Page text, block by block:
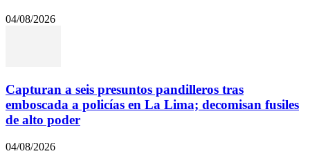
04/08/2026
Capturan a seis presuntos pandilleros tras
emboscada a policías en La Lima; decomisan fusiles
de alto poder
04/08/2026